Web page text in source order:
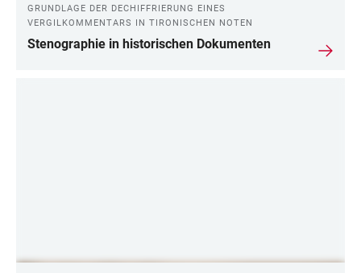
GRUNDLAGE DER DECHIFFRIERUNG EINES
VERGILKOMMENTARS IN TIRONISCHEN NOTEN
Stenographie in historischen Dokumenten